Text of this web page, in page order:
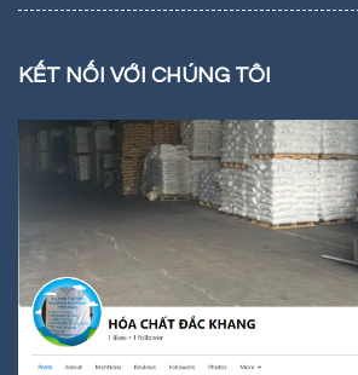
KẾT NỐI VỚI CHÚNG TÔI